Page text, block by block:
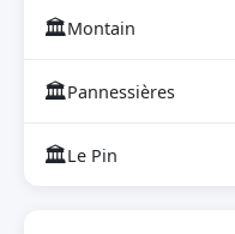
🏛Montain
🏛Pannessières
🏛Le Pin